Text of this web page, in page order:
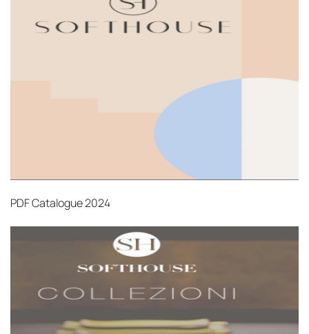
Страхование грузаВсе международные
поставки застрахованы в соответствии с
выбрать дополнительное страхование для
PDFCatalogue 2024